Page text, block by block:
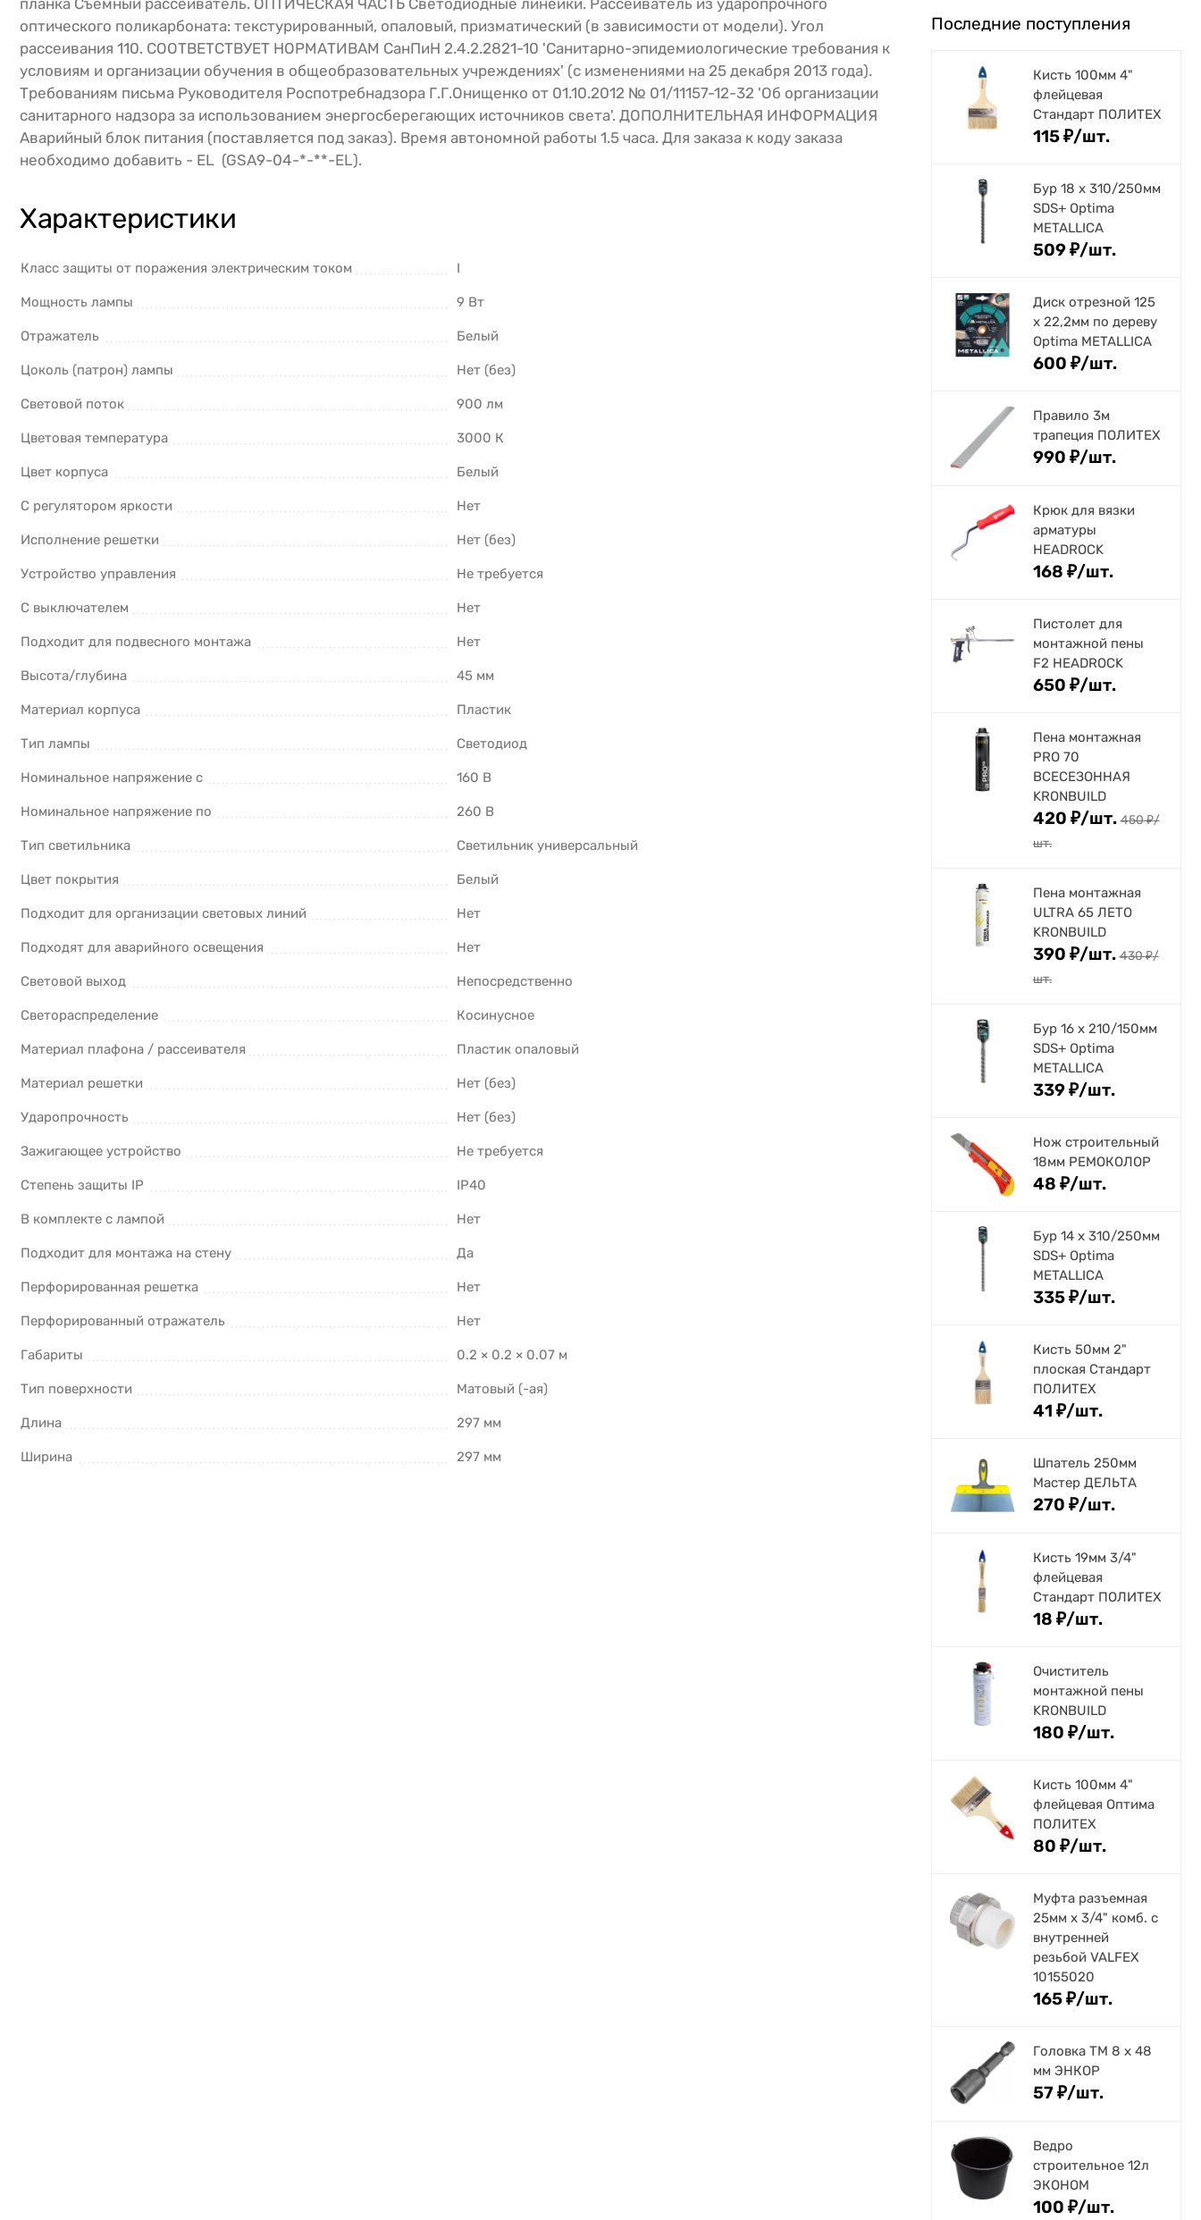
оптического поликарбоната: текстурированный, опаловый, призматический (в зависимости от модели). Угол
рассеивания 110. СООТВЕТСТВУЕТ НОРМАТИВАМ СанПиН 2.4.2.2821-10 'Санитарно-эпидемиологические требования к
условиям и организации обучения в общеобразовательных учреждениях' (с изменениями на 25 декабря 2013 года).
Требованиям письма Руководителя Роспотребнадзора Г.Г.Онищенко от 01.10.2012 № 01/11157-12-32 'Об организации
санитарного надзора за использованием энергосберегающих источников света'. ДОПОЛНИТЕЛЬНАЯ ИНФОРМАЦИЯ
Аварийный блок питания (поставляется под заказ). Время автономной работы 1.5 часа. Для заказа к коду заказа
необходимо добавить - EL (GSA9-04-*-**-EL).
Характеристики
Класс защиты от поражения электрическим током I
Мощность лампы 9 Вт
Отражатель Белый
Цоколь (патрон) лампы Нет (без)
Световой поток 900 лм
Цветовая температура 3000 К
Цвет корпуса Белый
С регулятором яркости Нет
Исполнение решетки Нет (без)
Устройство управления Не требуется
С выключателем Нет
Подходит для подвесного монтажа Нет
Высота/глубина 45 мм
Материал корпуса Пластик
Тип лампы Светодиод
Номинальное напряжение с 160 В
Номинальное напряжение по 260 В
Тип светильника Светильник универсальный
Цвет покрытия Белый
Подходит для организации световых линий Нет
Подходят для аварийного освещения Нет
Световой выход Непосредственно
Светораспределение Косинусное
Материал плафона / рассеивателя Пластик опаловый
Материал решетки Нет (без)
Ударопрочность Нет (без)
Зажигающее устройство Не требуется
Степень защиты IP IP40
В комплекте с лампой Нет
Подходит для монтажа на стену Да
Перфорированная решетка Нет
Перфорированный отражатель Нет
Габариты 0.2 × 0.2 × 0.07 м
Тип поверхности Матовый (-ая)
Длина 297 мм
Ширина 297 мм
Последние поступления
Кисть 100мм 4"
флейцевая
Стандарт ПОЛИТЕХ
115₽/шт.
Бур 18 х 310/250мм
SDS+ Optima
METALLICA
509₽/шт.
Диск отрезной 125
x 22,2мм по дереву
Optima METALLICA
600 ₽/шт.
Правило 3м
трапеция ПОЛИТЕХ
990 ₽/шт.
Крюк для вязки
арматуры
HEADROCK
168 ₽/шт.
Пистолет для
монтажной пены
F2 HEADROCK
650 ₽/шт.
Пена монтажная
PRO 70
ВСЕСЕЗОННАЯ
KRONBUILD
420 ₽/шт. 450₽/
шт.
Пена монтажная
ULTRA 65 ЛЕТО
KRONBUILD
390 ₽/шт. 430₽/
шт.
Бур 16 х 210/150мм
SDS+ Optima
METALLICA
339₽/шт.
Нож строительный
18мм РЕМОКОЛОР
48 ₽/шт.
Бур 14 х 310/250мм
SDS+ Optima
METALLICA
335₽/шт.
Кисть 50мм 2"
плоская Стандарт
ПОЛИТЕХ
41 ₽/шт.
Шпатель 250мм
Мастер ДЕЛЬТА
270 ₽/шт.
Кисть 19мм 3/4"
флейцевая
Стандарт ПОЛИТЕХ
18 ₽/шт.
Очиститель
монтажной пены
KRONBUILD
180 ₽/шт.
Кисть 100мм 4"
флейцевая Оптима
ПОЛИТЕХ
80 ₽/шт.
Муфта разъемная
25мм х 3/4" комб. с
внутренней
резьбой VALFEX
10155020
165₽/шт.
Головка ТМ 8 х 48
мм ЭНКОР
57 ₽/шт.
Ведро
строительное 12л
ЭКОНОМ
100 ₽/шт.